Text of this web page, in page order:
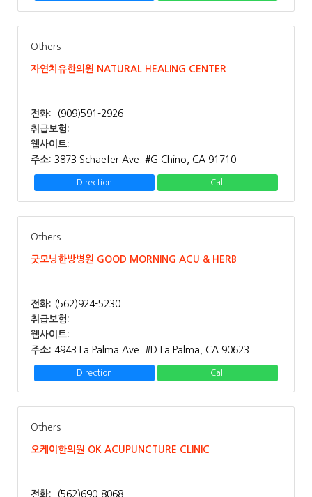
Others
자연치유한의원 NATURAL HEALING CENTER
전화:
.(909)591-2926
취급보험:
웹사이트:
주소: 3873 Schaefer Ave. #G Chino, CA 91710
Direction Call
Others
굿모닝한방병원 GOOD MORNING ACU & HERB
전화: (562)924-5230
취급보험:
웹사이트:
주소: 4943 La Palma Ave. #D La Palma, CA 90623
Direction Call
Others
오케이한의원 OK ACUPUNCTURE CLINIC
전화: .(562)690-8068